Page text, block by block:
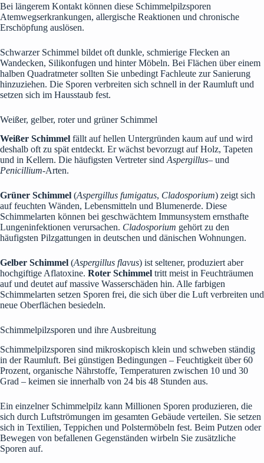
Bei längerem Kontakt können diese Schimmelpilzsporen
Atemwegserkrankungen, allergische Reaktionen und chronische
Erschöpfung auslösen.
Schwarzer Schimmel bildet oft dunkle, schmierige Flecken an
Wandecken, Silikonfugen und hinter Möbeln. Bei Flächen über einem
halben Quadratmeter sollten Sie unbedingt Fachleute zur Sanierung
hinzuziehen. Die Sporen verbreiten sich schnell in der Raumluft und
setzen sich im Hausstaub fest.
Weißer, gelber, roter und grüner Schimmel
Weißer Schimmel fällt auf hellen Untergründen kaum auf und wird
deshalb oft zu spät entdeckt. Er wächst bevorzugt auf Holz, Tapeten
und in Kellern. Die häufigsten Vertreter sind Aspergillus– und
Penicillium-Arten.
Grüner Schimmel (Aspergillus fumigatus, Cladosporium) zeigt sich
auf feuchten Wänden, Lebensmitteln und Blumenerde. Diese
Schimmelarten können bei geschwächtem Immunsystem ernsthafte
Lungeninfektionen verursachen. Cladosporium gehört zu den
häufigsten Pilzgattungen in deutschen und dänischen Wohnungen.
Gelber Schimmel (Aspergillus flavus) ist seltener, produziert aber
hochgiftige Aflatoxine. Roter Schimmel tritt meist in Feuchträumen
auf und deutet auf massive Wasserschäden hin. Alle farbigen
Schimmelarten setzen Sporen frei, die sich über die Luft verbreiten und
neue Oberflächen besiedeln.
Schimmelpilzsporen und ihre Ausbreitung
Schimmelpilzsporen sind mikroskopisch klein und schweben ständig
in der Raumluft. Bei günstigen Bedingungen – Feuchtigkeit über 60
Prozent, organische Nährstoffe, Temperaturen zwischen 10 und 30
Grad – keimen sie innerhalb von 24 bis 48 Stunden aus.
Ein einzelner Schimmelpilz kann Millionen Sporen produzieren, die
sich durch Luftströmungen im gesamten Gebäude verteilen. Sie setzen
sich in Textilien, Teppichen und Polstermöbeln fest. Beim Putzen oder
Bewegen von befallenen Gegenständen wirbeln Sie zusätzliche
Sporen auf.